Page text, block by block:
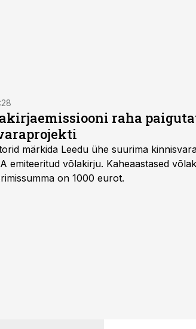
raha
märkida Leedu ühe suurima
emiteeritud võlakirju. Kaheaastased
on 1000 eurot.